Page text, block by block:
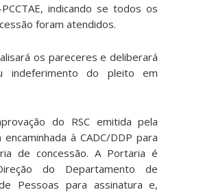
PCCTAE, indicando se todos os
foram atendidos.
os pareceres e deliberará
indeferimento do pleito em
do RSC emitida pela
encaminhada à CADC/DDP para
de concessão. A Portaria é
do Departamento de
Pessoas para assinatura e,